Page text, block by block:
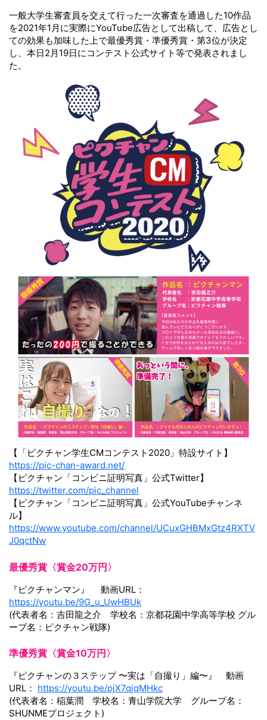
一般大学生審査員を交えて行った一次審査を通過した10作品
を2021年1月に実際にYouTube広告として出稿して、広告とし
ての効果も加味した上で最優秀賞・準優秀賞・第3位が決定
し、本日2月19日にコンテスト公式サイト等で発表されまし
た。
【「ピクチャン学生CMコンテスト2020」特設サイト】
https://pic-chan-award.net/
【ピクチャン「コンビニ証明写真」公式Twitter】
https://twitter.com/pic_channel
【ピクチャン「コンビニ証明写真」公式YouTubeチャンネ
ル】
https://www.youtube.com/channel/UCuxGHBMxGtz4RXTV
J0qctNw
最優秀賞〈賞金20万円〉
『ピクチャンマン』 動画URL：
https://youtu.be/9G_u_UwHBUk
(代表者名：吉田龍之介 学校名：京都花園中学高等学校 グル
ープ名：ピクチャン戦隊)
準優秀賞〈賞金10万円〉
『ピクチャンの３ステップ 〜実は「自撮り」編〜』 動画
URL： https://youtu.be/pjX7qjqMHkc
(代表者名：稲葉潤 学校名：青山学院大学 グループ名：
SHUNMEプロジェクト)